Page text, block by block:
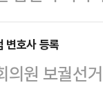
…정신이 없
이와 관련해
의 접촉·부
공개되면서
란이 사실로
되는지 여
변호사 등록
의원 보궐선